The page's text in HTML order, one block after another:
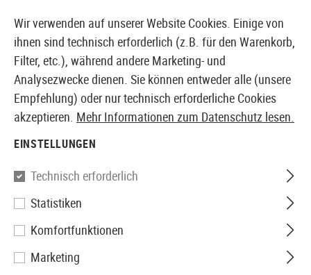
EUROPÄISCHER AIRSOFT SHOP & GROßHÄNDLER
Prometheus
Air Seal Hop-Up Rubber Soft
Type
Wir verwenden auf unserer Website Cookies. Einige von
ihnen sind technisch erforderlich (z.B. für den Warenkorb,
Filter, etc.), während andere Marketing- und
Analysezwecke dienen. Sie können entweder alle (unsere
Empfehlung) oder nur technisch erforderliche Cookies
akzeptieren. Mehr Informationen zum Datenschutz lesen.
EINSTELLUNGEN
Technisch erforderlich
Statistiken
Komfortfunktionen
Marketing